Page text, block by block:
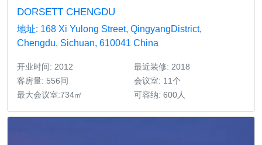
DORSETT CHENGDU
地址: 168 Xi Yulong Street, QingyangDistrict,
Chengdu, Sichuan, 610041 China
开业时间: 2012
最近装修: 2018
客房量: 556间
会议室: 11个
最大会议室:734㎡
可容纳: 600人